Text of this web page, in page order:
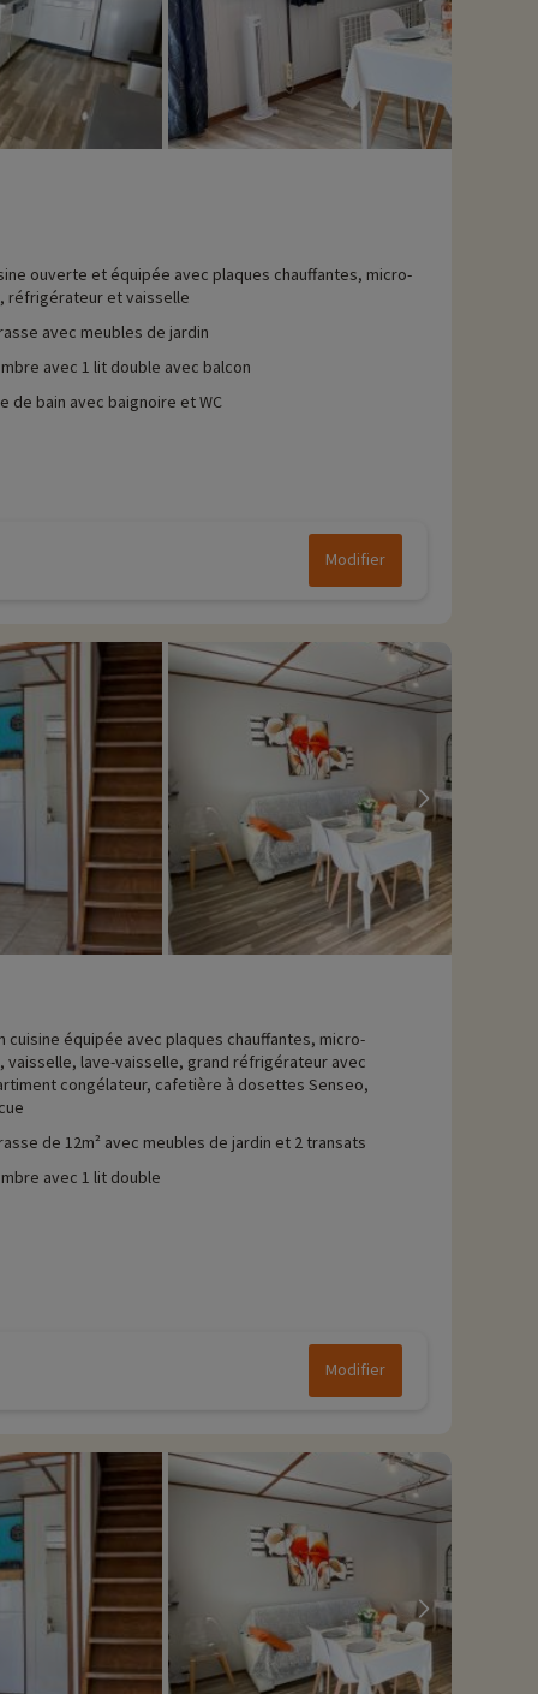
ouverte et équipée avec plaques chauffantes, micro-
réfrigérateur et vaisselle
avec meubles de jardin
avec 1 lit double avec balcon
de bain avec baignoire et WC
Modifier
cuisine équipée avec plaques chauffantes, micro-
vaisselle, lave-vaisselle, grand réfrigérateur avec
congélateur, cafetière à dosettes Senseo,
de 12m² avec meubles de jardin et 2 transats
avec 1 lit double
Modifier